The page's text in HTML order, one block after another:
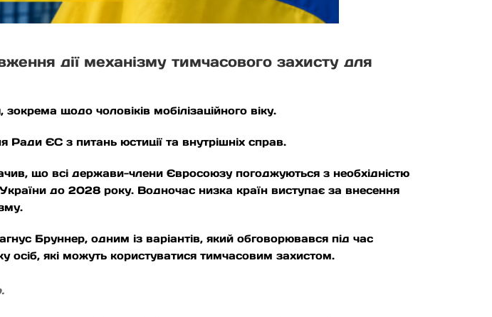
дії механізму тимчасового захисту для
щодо чоловіків мобілізаційного віку.
Ради ЄС з питань юстиції та внутрішніх справ.
що всі держави-члени Євросоюзу погоджуються з необхідністю
до 2028 року. Водночас низка країн виступає за внесення
Бруннер, одним із варіантів, який обговорювався під час
осіб, які можуть користуватися тимчасовим захистом.